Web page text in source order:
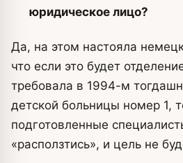
юридическое лицо?
Да, на этом настояла
что если это будет
требовала в 1994-м
детской больницы номер 1,
подготовленные
«расползтись», и цель не